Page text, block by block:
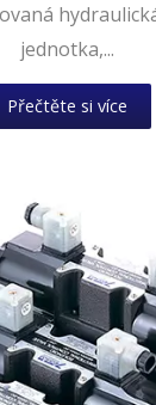
jednotka,...
Přečtěte si více